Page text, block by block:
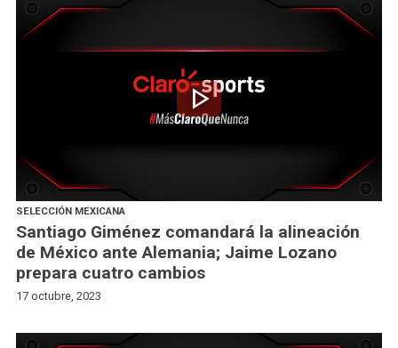
play_arrow
SELECCIÓN MEXICANA
Santiago Giménez comandará la alineación
de México ante Alemania; Jaime Lozano
prepara cuatro cambios
17 octubre, 2023